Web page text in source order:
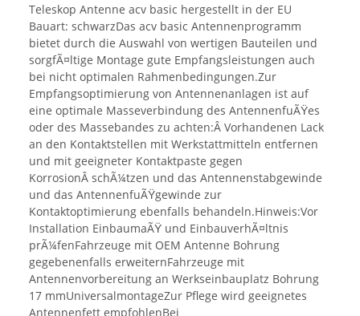
Teleskop Antenne acv basic hergestellt in der EU
Bauart: schwarzDas acv basic Antennenprogramm
bietet durch die Auswahl von wertigen Bauteilen und
sorgfÃ¤ltige Montage gute Empfangsleistungen auch
bei nicht optimalen Rahmenbedingungen.Zur
Empfangsoptimierung von Antennenanlagen ist auf
eine optimale Masseverbindung des AntennenfuÃŸes
oder des Massebandes zu achten:Â Vorhandenen Lack
an den Kontaktstellen mit Werkstattmitteln entfernen
und mit geeigneter Kontaktpaste gegen
KorrosionÂ schÃ¼tzen und das Antennenstabgewinde
und das AntennenfuÃŸgewinde zur
Kontaktoptimierung ebenfalls behandeln.Hinweis:Vor
Installation EinbaumaÃŸ und EinbauverhÃ¤ltnis
prÃ¼fenFahrzeuge mit OEM Antenne Bohrung
gegebenenfalls erweiternFahrzeuge mit
Antennenvorbereitung an Werkseinbauplatz Bohrung
17 mmUniversalmontageZur Pflege wird geeignetes
Antennenfett empfohlenBei